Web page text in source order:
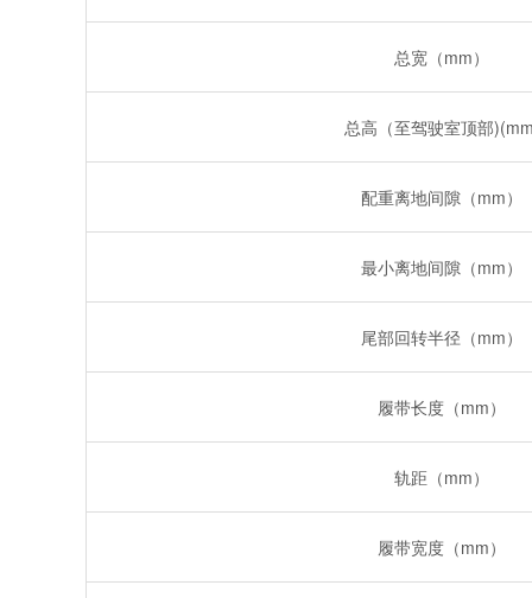
总宽（mm）
总高（至驾驶室顶部
配重离地间隙（mm）
最小离地间隙（mm）
尾部回转半径（mm）
履带长度（mm）
轨距（mm）
履带宽度（mm）